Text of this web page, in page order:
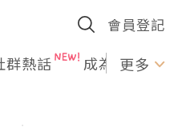
會員登記
群熱話 成為U更多